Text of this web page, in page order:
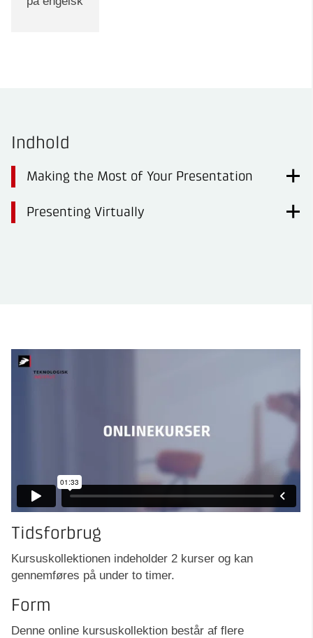
Indhold
Making the Most of Your Presentation
Presenting Virtually
Tidsforbrug
Kursuskollektionen indeholder 2 kurser og kan
gennemføres på under to timer.
Form
Denne online kursuskollektion består af flere